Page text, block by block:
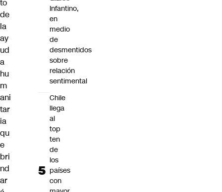
to
de
la
ay
ud
a
hu
m
ani
tar
ia
qu
e
bri
nd
ar
Infantino,
en
medio
de
desmentidos
sobre
relación
sentimental
Chile
llega
al
top
ten
de
los
países
con